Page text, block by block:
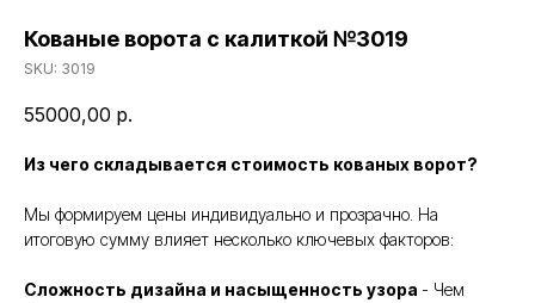
Кованые ворота с калиткой №3019
SKU: 3019
55000,00 р.
Из чего складывается стоимость кованых ворот?
Мы формируем цены индивидуально и прозрачно. На
итоговую сумму влияет несколько ключевых факторов:
Сложность дизайна и насыщенность узора - Чем